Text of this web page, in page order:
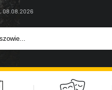
08.08.2026